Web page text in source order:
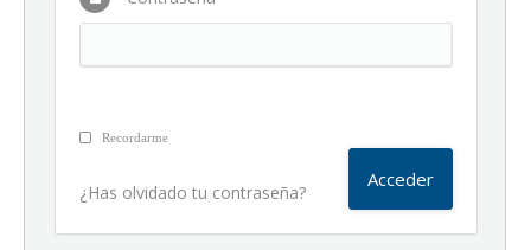
Recordarme
¿Has olvidado tu contraseña?